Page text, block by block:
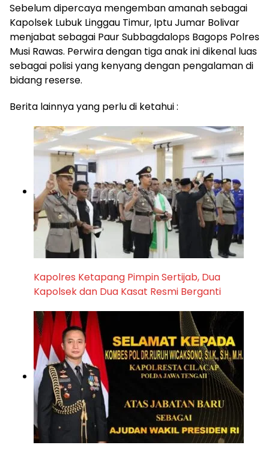
​Sebelum dipercaya mengemban amanah sebagai
Kapolsek Lubuk Linggau Timur, Iptu Jumar Bolivar
menjabat sebagai Paur Subbagdalops Bagops Polres
Musi Rawas. Perwira dengan tiga anak ini dikenal luas
sebagai polisi yang kenyang dengan pengalaman di
bidang reserse.
Berita lainnya yang perlu di ketahui :
Kapolres Ketapang Pimpin Sertijab, Dua
Kapolsek dan Dua Kasat Resmi Berganti